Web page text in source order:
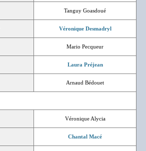
Tanguy Goasdoué
Véronique Desmadryl
Mario Pecqueur
Laura Préjean
Arnaud Bédouet
Véronique Alycia
Chantal Macé